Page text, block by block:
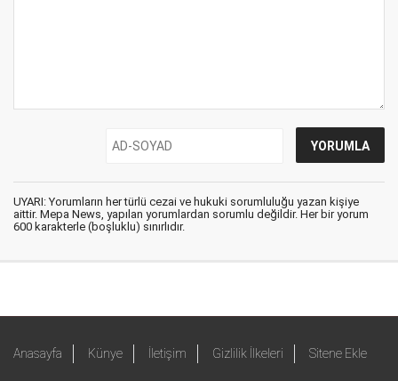
UYARI: Yorumların her türlü cezai ve hukuki sorumluluğu yazan kişiye
aittir. Mepa News, yapılan yorumlardan sorumlu değildir. Her bir yorum
600 karakterle (boşluklu) sınırlıdır.
Anasayfa Künye İletişim Gizlilik İlkeleri Sitene Ekle